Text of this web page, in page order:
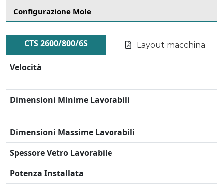
Configurazione Mole
CTS 2600/800/6S Layout macchina
Velocità
Dimensioni Minime Lavorabili
Dimensioni Massime Lavorabili
Spessore Vetro Lavorabile
Potenza Installata